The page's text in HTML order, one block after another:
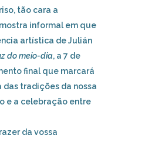
tão cara a
informal em que
artística de Julián
do meio-dia, a 7 de
final que marcará
das tradições da nossa
e a celebração entre
da vossa